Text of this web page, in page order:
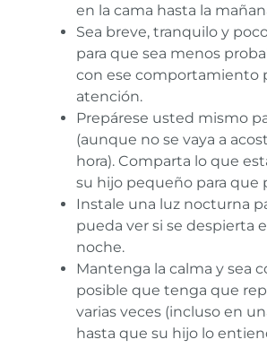
en la cama hasta la
Sea breve, tranquilo y
para que sea menos
con ese comportamiento
atención.
Prepárese usted mismo
(aunque no se vaya a
hora). Comparta lo que
su hijo pequeño para que
Instale una luz nocturna
pueda ver si se despierta
noche.
Mantenga la calma y sea
posible que tenga que
varias veces (incluso en
hasta que su hijo lo